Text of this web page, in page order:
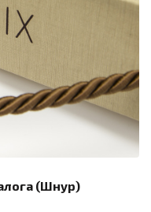
(шнур)